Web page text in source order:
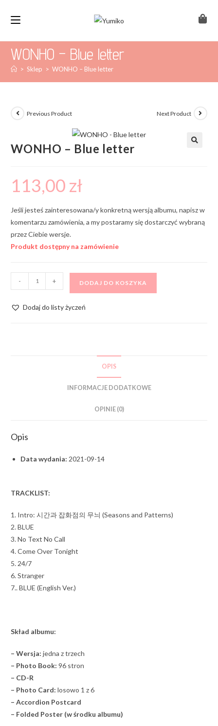
WONHO – Blue letter
> Sklep > WONHO – Blue letter
Previous Product Next Product
WONHO – Blue letter
113,00 zł
Jeśli jesteś zainteresowana/y konkretną wersją albumu, napisz w
komentarzu zamówienia, a my postaramy się dostarczyć wybraną
przez Ciebie wersje.
Produkt dostępny na zamówienie
- + DODAJ DO KOSZYKA
Dodaj do listy życzeń
OPIS
INFORMACJE DODATKOWE
OPINIE (0)
Opis
Data wydania: 2021-09-14
TRACKLIST:
1. Intro: 시간과 잡화점의 무늬 (Seasons and Patterns)
2. BLUE
3. No Text No Call
4. Come Over Tonight
5. 24/7
6. Stranger
7.. BLUE (English Ver.)
Skład albumu:
– Wersja: jedna z trzech
– Photo Book: 96 stron
– CD-R
– Photo Card: losowo 1 z 6
– Accordion Postcard
– Folded Poster (w środku albumu)